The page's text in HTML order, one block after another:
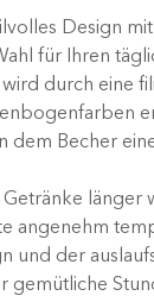
Design
für Ihren
durch eine
dem Becher
länger
angenehm
und der
gemütliche